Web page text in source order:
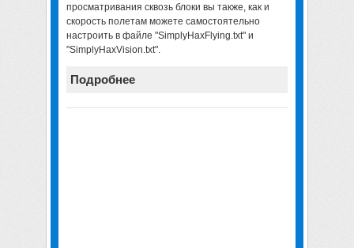
просматривания сквозь блоки вы также, как и
скорость полетам можете самостоятельно
настроить в файле "SimplyHaxFlying.txt" и
"SimplyHaxVision.txt".
Подробнее